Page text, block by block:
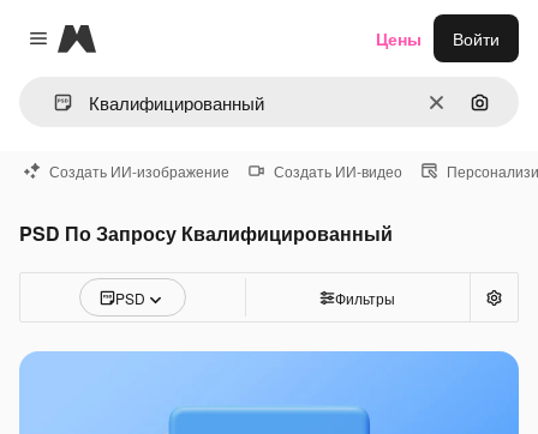
Close menu
Magnific
ОчиститьПоиск
Цены Войти
Создать ИИ-изображение Создать ИИ-видео
PSD По Запросу Квалифицированный
PSD Фильтры